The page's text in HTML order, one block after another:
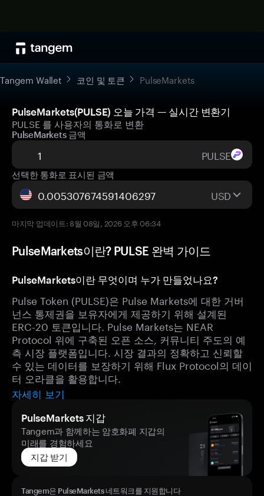
Tangem Wallet 코인 및 토큰 PulseMarkets
PulseMarkets(PULSE) 오늘 가격 — 실시간 변환기
PULSE 를 사용자의 통화로 변환
PulseMarkets 금액
PULSE
선택한 통화로 표시된 금액
USD
마지막 업데이트: 8월 08일, 2026 오후 06:34
PulseMarkets이란? PULSE 완벽 가이드
PulseMarkets이란 무엇이며 누가 만들었나요?
Pulse Token (PULSE)은 Pulse Markets에 대한 거버
넌스 통제권을 보유자에게 제공하기 위해 설계된
ERC-20 토큰입니다. Pulse Markets는 NEAR
Protocol 위에 구축된 오픈 소스, 커뮤니티 주도의 예
측 시장 플랫폼입니다. 시장 결과의 정확하고 신뢰할
수 있는 데이터를 보장하기 위해 Flux Protocol의 데이
터 오라클을 활용합니다.
자세히 보기
PulseMarkets 지갑
Tangem과 함께하는 암호화폐 지갑의
미래를 경험하세요
지갑 받기
Tangem은 PulseMarkets 네트워크를 지원합니다